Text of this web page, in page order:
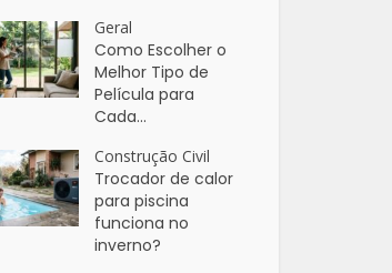
Geral
Como Escolher o
Melhor Tipo de
Película para
Cada...
Construção Civil
Trocador de calor
para piscina
funciona no
inverno?